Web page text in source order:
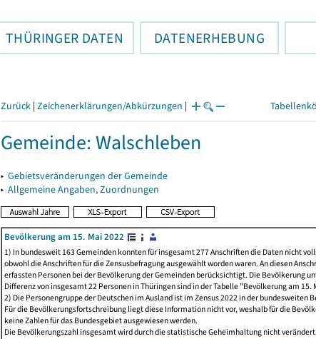
THÜRINGER DATEN DATENERHEBUNG
Zurück | Zeichenerklärungen/Abkürzungen |
Gemeinde: Walschleben
▸ Gebietsveränderungen der Gemeinde
▸ Allgemeine Angaben, Zuordnungen
Bevölkerung am 15. Mai 2022
1) In bundesweit 163 Gemeinden konnten für insgesamt 277 Anschriften die Daten nicht
obwohl die Anschriften für die Zensusbefragung ausgewählt worden waren. An diesen
erfassten Personen bei der Bevölkerung der Gemeinden berücksichtigt. Die Bevölkerung
Differenz von insgesamt 22 Personen in Thüringen sind in der Tabelle "Bevölkerung am
2) Die Personengruppe der Deutschen im Ausland ist im Zensus 2022 in der bundesweiten
Für die Bevölkerungsfortschreibung liegt diese Information nicht vor, weshalb für die
keine Zahlen für das Bundesgebiet ausgewiesen werden.
Die Bevölkerungszahl insgesamt wird durch die statistische Geheimhaltung nicht verändert.